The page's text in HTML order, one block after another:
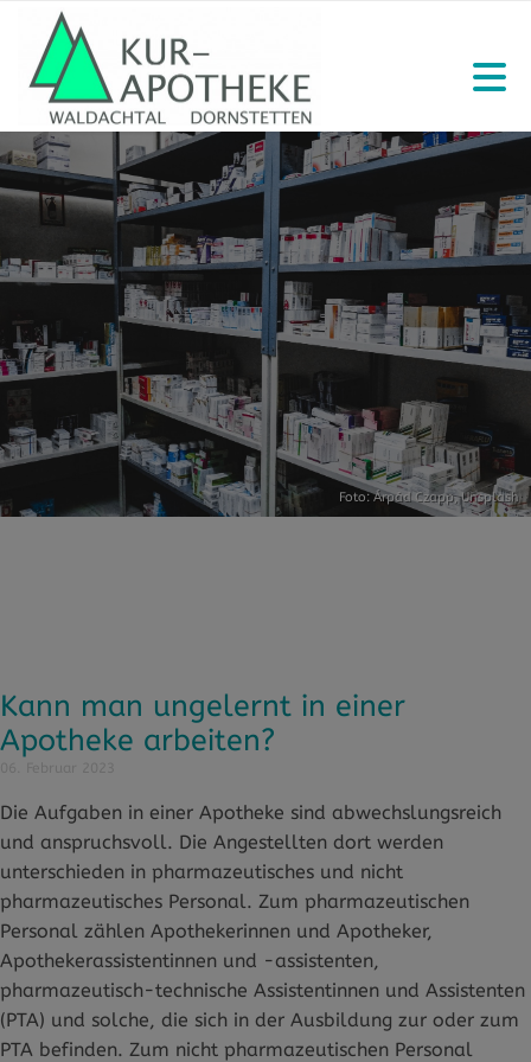
Foto:Árpád Czapp,Unsplash
Kann man ungelernt in einer
Apotheke arbeiten?
Die Aufgaben in einer Apotheke sind abwechslungsreich
und anspruchsvoll. Die Angestellten dort werden
unterschieden in pharmazeutisches und nicht
pharmazeutisches Personal. Zum pharmazeutischen
Personal zählen Apothekerinnen und Apotheker,
Apothekerassistentinnen und -assistenten,
pharmazeutisch-technische Assistentinnen und Assistenten
(PTA) und solche, die sich in der Ausbildung zur oder zum
PTA befinden. Zum nicht pharmazeutischen Personal